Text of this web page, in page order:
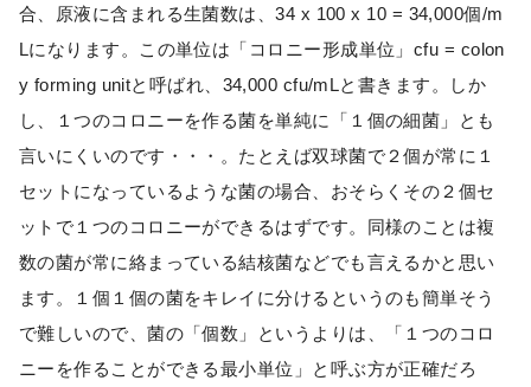
合、原液に含まれる生菌数は、34 x 100 x 10 = 34,000個/m
Lになります。この単位は「コロニー形成単位」cfu = colon
y forming unitと呼ばれ、34,000 cfu/mLと書きます。しか
し、１つのコロニーを作る菌を単純に「１個の細菌」とも
言いにくいのです・・・。たとえば双球菌で２個が常に１
セットになっているような菌の場合、おそらくその２個セ
ットで１つのコロニーができるはずです。同様のことは複
数の菌が常に絡まっている結核菌などでも言えるかと思い
ます。１個１個の菌をキレイに分けるというのも簡単そう
で難しいので、菌の「個数」というよりは、「１つのコロ
ニーを作ることができる最小単位」と呼ぶ方が正確だろ